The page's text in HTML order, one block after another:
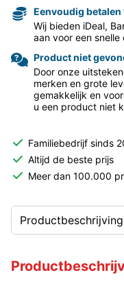
Eenvoudig betalen
Wij bieden iDeal,
aan voor een
Product niet
Door onze
merken en grote
gemakkelijk en
u een product niet
Familiebedrijf sinds
Altijd de beste prijs
Meer dan 100.000